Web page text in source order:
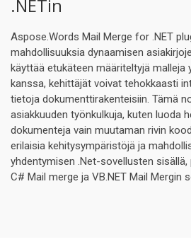
.NETin
Aspose.Words Mail Merge for .NET
mahdollisuuksia dynaamisen
käyttää etukäteen määriteltyjä malleja
kanssa, kehittäjät voivat tehokkaasti
tietoja dokumenttirakenteisiin. Tämä
asiakkuuden työnkulkuja, kuten luoda
dokumenteja vain muutaman rivin
erilaisia kehitysympäristöjä ja
yhdentymisen .Net-sovellusten
C# Mail merge ja VB.NET Mail Mergin